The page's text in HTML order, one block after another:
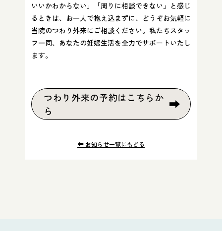
いいかわからない」「周りに相談できない」と感じ
るときは、お一人で抱え込まずに、どうぞお気軽に
当院のつわり外来にご相談ください。私たちスタッ
フ一同、あなたの妊娠生活を全力でサポートいたし
ます。
つわり外来の予約はこちらか
ら
お知らせ一覧にもどる